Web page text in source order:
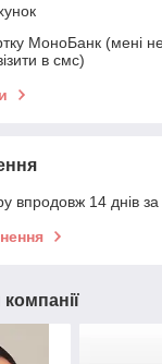
МоноБанк (мені не
в смс)
впродовж 14 днів